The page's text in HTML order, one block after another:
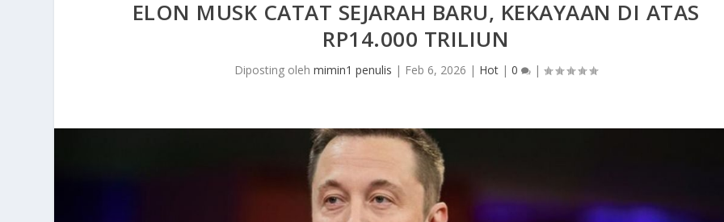
ELON MUSK CATAT SEJARAH BARU, KEKAYAAN DI ATAS
RP14.000 TRILIUN
Diposting olehmimin1 penulis | Feb 6, 2026 | Hot |0 |